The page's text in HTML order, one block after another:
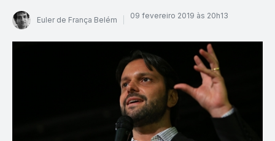
Euler de França Belém 09 fevereiro 2019 às 20h13